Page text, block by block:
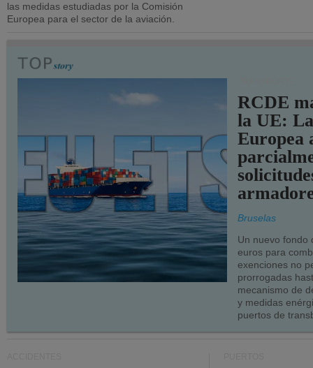
las medidas estudiadas por la Comisión
Europea para el sector de la aviación.
RCDE
la UE:
Europea
Bruselas
Un nuevo fondo
euros para
exenciones no
prorrogadas
mecanismo de
y medidas
puertos de